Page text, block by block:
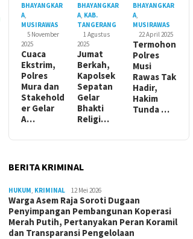
BHAYANGKAR
A
MUSIRAWAS
5 November
2025
Cuaca
Ekstrim,
Polres
Mura dan
Stakehold
er Gelar
A…
BHAYANGKAR
A, KAB.
TANGERANG
1 Agustus
2025
Jumat
Berkah,
Kapolsek
Sepatan
Gelar
Bhakti
Religi…
BHAYANGKAR
A
MUSIRAWAS
22 April 2025
Termohon
Polres
Musi
Rawas Tak
Hadir,
Hakim
Tunda …
BERITA KRIMINAL
HUKUM KRIMINAL 12 Mei 2026
Warga Asem Raja Soroti Dugaan
Penyimpangan Pembangunan Koperasi
Merah Putih, Pertanyakan Peran Koramil
dan Transparansi Pengelolaan